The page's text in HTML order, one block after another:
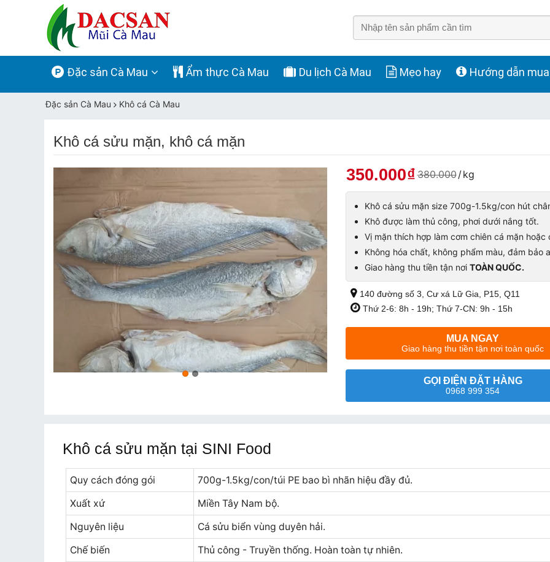
Đặc sản Cà Mau Ẩm thực Cà Mau Du lịch Cà Mau Mẹo hay Hướng dẫn
Đặc sản Cà Mau Khô cá Cà Mau
Khô cá sửu mặn, khô cá mặn
350.000₫380.000/kg
Khô cá sửu mặn size 700g-1.5kg/con hút
Khô được làm thủ công, phơi dưới nắng tốt.
Vị mặn thích hợp làm cơm chiên cá mặn hoặc
Không hóa chất, không phẩm màu, đảm bảo
Giao hàng thu tiền tận nơi TOÀN QUỐC.
140 đường số 3, Cư xá Lữ Gia, P15, Q11
Thứ 2-6: 8h - 19h; Thứ 7-CN: 9h - 15h
MUA NGAY
Giao hàng thu tiền tận nơi toàn quốc
GỌI ĐIỆN ĐẶT HÀNG
0968 999 354
Khô cá sửu mặn tại SINI Food
Quy cách đóng gói
700g-1.5kg/con/túi PE bao bì nhãn hiệu đầy đủ.
Xuất xứ
Miền Tây Nam bộ.
Nguyên liệu
Cá sửu biển vùng duyên hải.
Chế biến
Thủ công - Truyền thống. Hoàn toàn tự nhiên.